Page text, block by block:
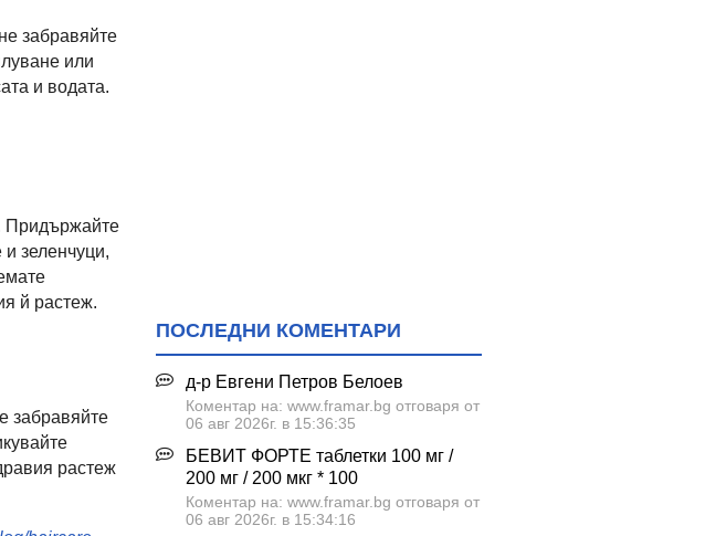
забравяйте
или
и водата.
Придържайте
зеленчуци,
й растеж.
забравяйте
растеж
ПОСЛЕДНИ КОМЕНТАРИ
д-р Евгени Петров Белоев
Коментар на: www.framar.bg отговаря от
06 авг 2026г. в 15:36:35
БЕВИТ ФОРТЕ таблетки 100 мг /
200 мг / 200 мкг * 100
Коментар на: www.framar.bg отговаря от
06 авг 2026г. в 15:34:16